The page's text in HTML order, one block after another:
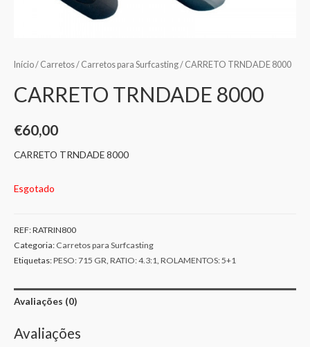
Início/ Carretos/ Carretos para Surfcasting/ CARRETO TRNDADE 8000
CARRETO TRNDADE 8000
€60,00
CARRETO TRNDADE 8000
Esgotado
REF:RATRIN800
Categoria: Carretos para Surfcasting
Etiquetas:PESO: 715 GR, RATIO: 4.3:1, ROLAMENTOS: 5+1
Avaliações (0)
Avaliações